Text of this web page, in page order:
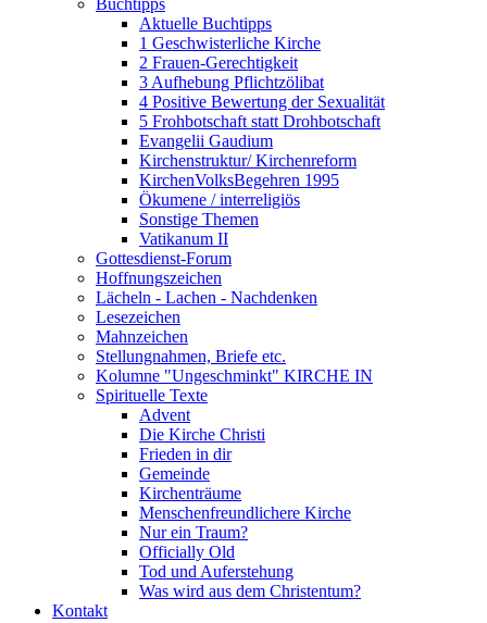
Buchtipps
Aktuelle Buchtipps
1 Geschwisterliche Kirche
2 Frauen-Gerechtigkeit
3 Aufhebung Pflichtzölibat
4 Positive Bewertung der Sexualität
5 Frohbotschaft statt Drohbotschaft
Evangelii Gaudium
Kirchenstruktur/ Kirchenreform
KirchenVolksBegehren 1995
Ökumene / interreligiös
Sonstige Themen
Vatikanum II
Gottesdienst-Forum
Hoffnungszeichen
Lächeln - Lachen - Nachdenken
Lesezeichen
Mahnzeichen
Stellungnahmen, Briefe etc.
Kolumne "Ungeschminkt" KIRCHE IN
Spirituelle Texte
Advent
Die Kirche Christi
Frieden in dir
Gemeinde
Kirchenträume
Menschenfreundlichere Kirche
Nur ein Traum?
Officially Old
Tod und Auferstehung
Was wird aus dem Christentum?
Kontakt